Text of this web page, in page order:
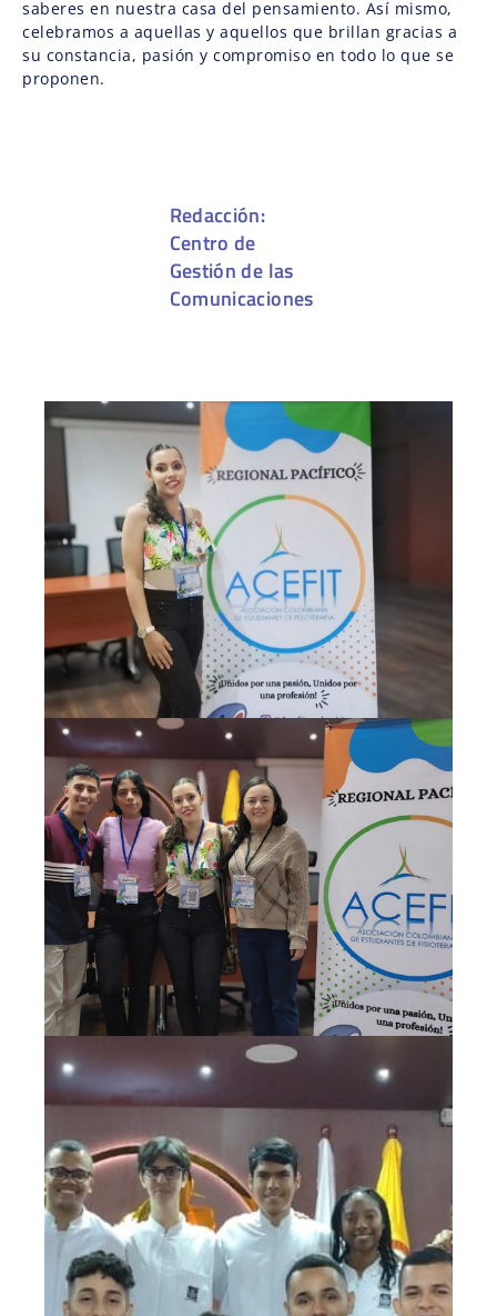
saberes en nuestra casa del pensamiento. Así mismo,
celebramos a aquellas y aquellos que brillan gracias a
su constancia, pasión y compromiso en todo lo que se
proponen.
Redacción:
Centro de
Gestión de las
Comunicaciones